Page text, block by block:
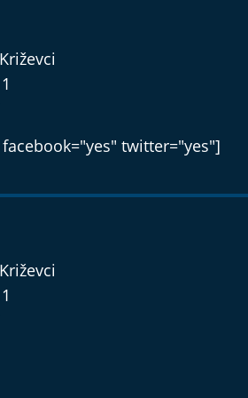
twitter="yes"]